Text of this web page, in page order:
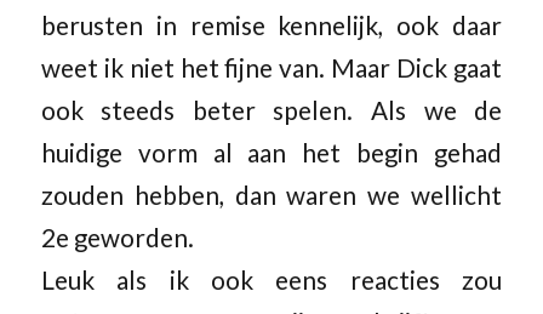
berusten in remise kennelijk, ook daar
weet ik niet het fijne van. Maar Dick gaat
ook steeds beter spelen. Als we de
huidige vorm al aan het begin gehad
zouden hebben, dan waren we wellicht
2e geworden.
Leuk als ik ook eens reacties zou